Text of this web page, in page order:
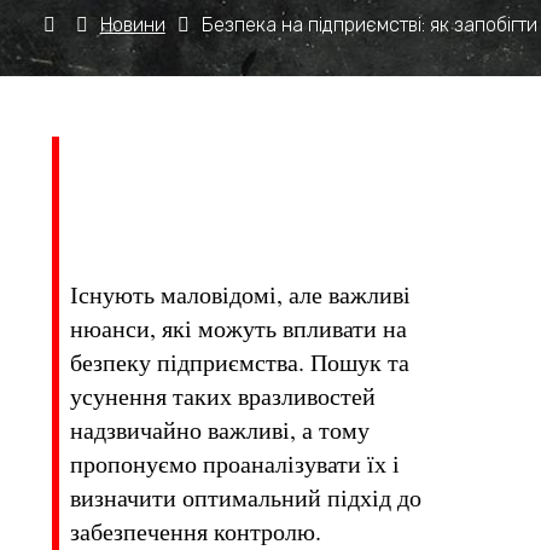
Новини Безпека на підприємстві: як
Існують маловідомі, але важливі
нюанси, які можуть впливати на
безпеку підприємства. Пошук та
усунення таких вразливостей
надзвичайно важливі, а тому
пропонуємо проаналізувати їх і
визначити оптимальний підхід до
забезпечення контролю.